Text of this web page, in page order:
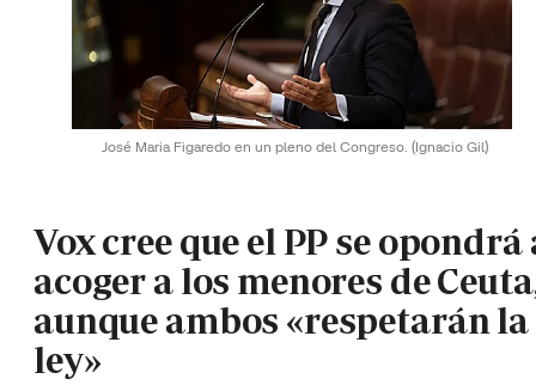
José Maria Figaredo en un pleno del Congreso. (Ignacio Gil)
Vox cree que el PP se opondrá
acoger a los menores de
aunque ambos «respetarán la
ley»